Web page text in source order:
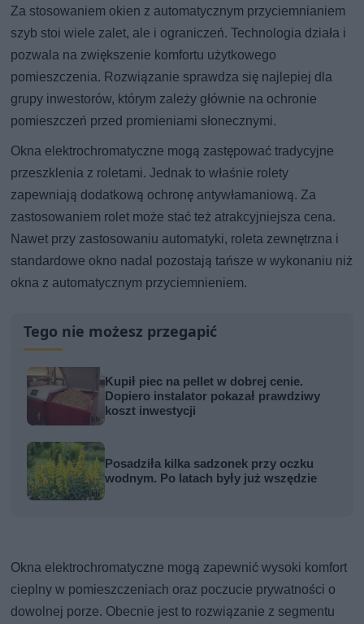
Za stosowaniem okien z automatycznym przyciemnianiem
szyb stoi wiele zalet, ale i ograniczeń. Technologia działa i
pozwala na zwiększenie komfortu użytkowego
pomieszczenia. Rozwiązanie sprawdza się najlepiej dla
grupy inwestorów, którym zależy głównie na ochronie
pomieszczeń przed promieniami słonecznymi.
Okna elektrochromatyczne mogą zastępować tradycyjne
przeszklenia z roletami. Jednak to właśnie rolety
zapewniają dodatkową ochronę antywłamaniową. Za
zastosowaniem rolet może stać też atrakcyjniejsza cena.
Nawet przy zastosowaniu automatyki, roleta zewnętrzna i
standardowe okno nadal pozostają tańsze w wykonaniu niż
okna z automatycznym przyciemnieniem.
Tego nie możesz przegapić
Kupił piec na pellet w dobrej cenie.
Dopiero instalator pokazał prawdziwy
koszt inwestycji
Posadziła kilka sadzonek przy oczku
wodnym. Po latach były już wszędzie
Okna elektrochromatyczne mogą zapewnić wysoki komfort
cieplny w pomieszczeniach oraz poczucie prywatności o
dowolnej porze. Obecnie jest to rozwiązanie z segmentu